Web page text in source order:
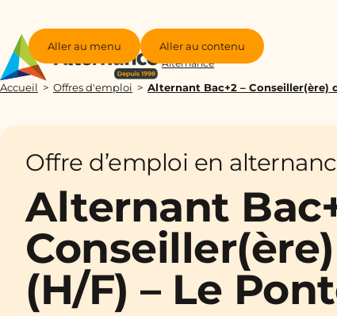
Aller au menu Aller au contenu
Groupe
Alternance
Accueil Offres d'emploi Alternant Bac+2 – Conseiller(ère)
Offre d’emploi en
Alternant
(H/F) – Le